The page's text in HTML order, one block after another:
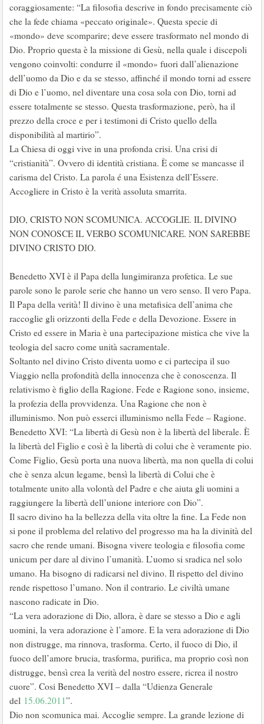
coraggiosamente: “La filosofia descrive in fondo precisamente ciò
che la fede chiama «peccato originale». Questa specie di
«mondo» deve scomparire; deve essere trasformato nel mondo di
Dio. Proprio questa è la missione di Gesù, nella quale i discepoli
vengono coinvolti: condurre il «mondo» fuori dall’alienazione
dell’uomo da Dio e da se stesso, affinché il mondo torni ad essere
di Dio e l’uomo, nel diventare una cosa sola con Dio, torni ad
essere totalmente se stesso. Questa trasformazione, però, ha il
prezzo della croce e per i testimoni di Cristo quello della
disponibilità al martirio”.
La Chiesa di oggi vive in una profonda crisi. Una crisi di
“cristianità”. Ovvero di identità cristiana. È come se mancasse il
carisma del Cristo. La parola é una Esistenza dell’Essere.
Accogliere in Cristo è la verità assoluta smarrita.
DIO, CRISTO NON SCOMUNICA. ACCOGLIE. IL DIVINO
NON CONOSCE IL VERBO SCOMUNICARE. NON SAREBBE
DIVINO CRISTO DIO.
Benedetto XVI è il Papa della lungimiranza profetica. Le sue
parole sono le parole serie che hanno un vero senso. Il vero Papa.
Il Papa della verità! Il divino è una metafisica dell’anima che
raccoglie gli orizzonti della Fede e della Devozione. Essere in
Cristo ed essere in Maria è una partecipazione mistica che vive la
teologia del sacro come unità sacramentale.
Soltanto nel divino Cristo diventa uomo e ci partecipa il suo
Viaggio nella profondità della innocenza che è conoscenza. Il
relativismo è figlio della Ragione. Fede e Ragione sono, insieme,
la profezia della provvidenza. Una Ragione che non è
illuminismo. Non può esserci illuminismo nella Fede – Ragione.
Benedetto XVI: “La libertà di Gesù non è la libertà del liberale. È
la libertà del Figlio e così è la libertà di colui che è veramente pio.
Come Figlio, Gesù porta una nuova libertà, ma non quella di colui
che è senza alcun legame, bensì la libertà di Colui che è
totalmente unito alla volontà del Padre e che aiuta gli uomini a
raggiungere la libertà dell’unione interiore con Dio”.
Il sacro divino ha la bellezza della vita oltre la fine. La Fede non
si pone il problema del relativo del progresso ma ha la divinità del
sacro che rende umani. Bisogna vivere teologia e filosofia come
unicum per dare al divino l’umanità. L’uomo si sradica nel solo
umano. Ha bisogno di radicarsi nel divino. Il rispetto del divino
rende rispettoso l’umano. Non il contrario. Le civiltà umane
nascono radicate in Dio.
“La vera adorazione di Dio, allora, è dare se stesso a Dio e agli
uomini, la vera adorazione è l’amore. E la vera adorazione di Dio
non distrugge, ma rinnova, trasforma. Certo, il fuoco di Dio, il
fuoco dell’amore brucia, trasforma, purifica, ma proprio così non
distrugge, bensì crea la verità del nostro essere, ricrea il nostro
cuore”. Cosi Benedetto XVI – dalla “Udienza Generale
del 15.06.2011”.
Dio non scomunica mai. Accoglie sempre. La grande lezione di